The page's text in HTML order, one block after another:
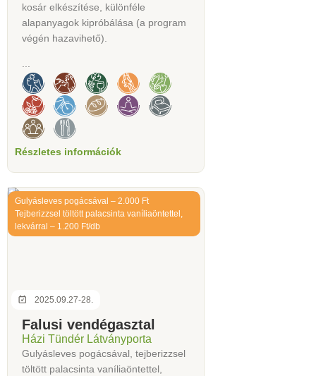
kosár elkészítése, különféle
alapanyagok kipróbálása (a program
végén hazavihető).
Részletes információk
2025.09.27-28.
Gulyásleves pogácsával – 2.000 Ft
Tejberizzsel töltött palacsinta vaníliaöntettel,
lekvárral – 1.200 Ft/db
Falusi vendégasztal
Házi Tündér Látványporta
Gulyásleves pogácsával, tejberizzsel
töltött palacsinta vaníliaöntettel,